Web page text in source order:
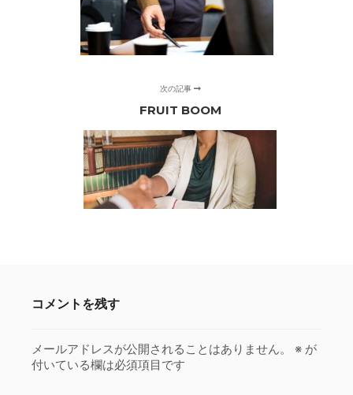
次の記事
FRUIT BOOM
コメントを残す
メールアドレスが公開されることはありません。 ※ が
付いている欄は必須項目です